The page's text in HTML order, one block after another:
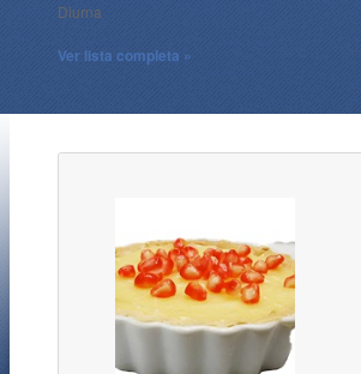
Diurna
Ver lista completa »